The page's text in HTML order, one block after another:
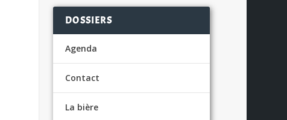
DOSSIERS
Agenda
Contact
La bière